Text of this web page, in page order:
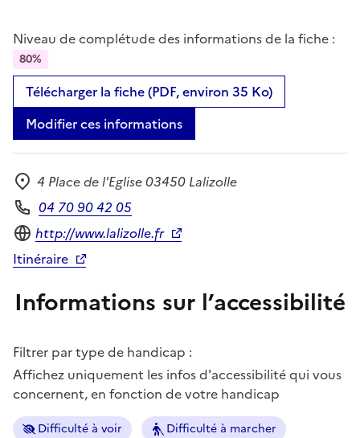
Niveau de complétude des informations de la fiche :
80%
Télécharger la fiche (PDF, environ 35 Ko)
Modifier ces informations
Adresse
4 Place de l'Eglise 03450 Lalizolle
Téléphone
04 70 90 42 05
Site internet
http://www.lalizolle.fr
Itinéraire
Informations sur l’accessibilité
Filtrer par type de handicap :
Affichez uniquement les infos d'accessibilité qui vous
concernent, en fonction de votre handicap
Difficulté à voir Difficulté à marcher